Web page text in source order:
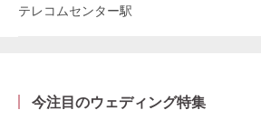
テレコムセンター駅
今注目のウェディング特集